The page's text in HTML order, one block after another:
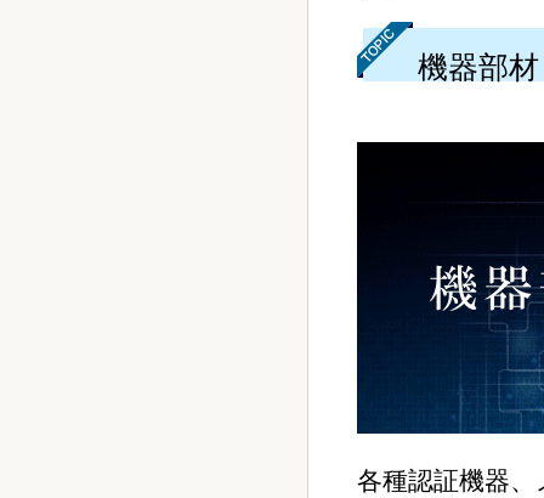
機器部材
各種認証機器